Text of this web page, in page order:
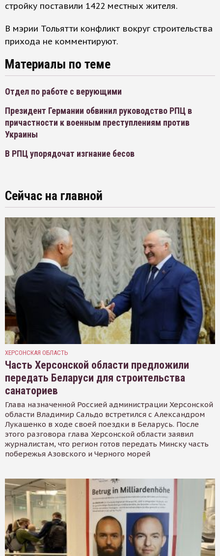
стройку поставили 1422 местных жителя.
В мэрии Тольятти конфликт вокруг строительства
прихода не комментируют.
Материалы по теме
Отдел по работе с верующими
Президент Германии обвинил руководство РПЦ в
причастности к военным преступлениям против
Украины
В РПЦ упорядочат изгнание бесов
Сейчас на главной
ХЕРСОНСКАЯ ОБЛАСТЬ
Часть Херсонской области предложили
передать Беларуси для строительства
санаториев
Глава назначенной Россией администрации Херсонской
области Владимир Сальдо встретился с Александром
Лукашенко в ходе своей поездки в Беларусь. После
этого разговора глава Херсонской области заявил
журналистам, что регион готов передать Минску часть
побережья Азовского и Черного морей